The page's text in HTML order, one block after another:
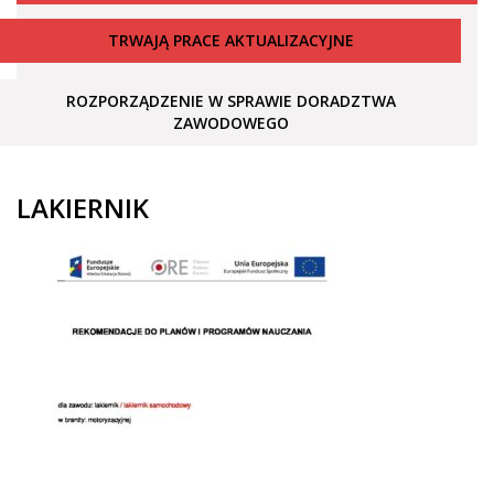
TRWAJĄ PRACE AKTUALIZACYJNE
ROZPORZĄDZENIE W SPRAWIE DORADZTWA
ZAWODOWEGO
LAKIERNIK